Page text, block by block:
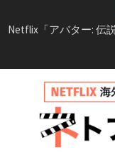
to
シーズ
Netflix映画「ボイス
イッチ
新決定！
兄弟大騒動のコメデ
ー」がNetflixで配信
見ど